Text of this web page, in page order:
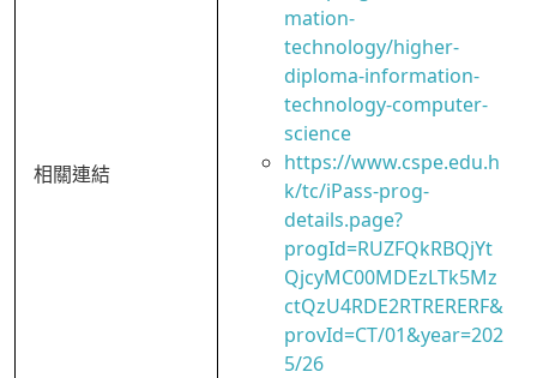
相關連結
mation-
technology/higher-
diploma-information-
technology-computer-
science
https://www.cspe.edu.h
k/tc/iPass-prog-
details.page?
progId=RUZFQkRBQjYt
QjcyMC00MDEzLTk5Mz
ctQzU4RDE2RTRERERF&
provId=CT/01&year=202
5/26